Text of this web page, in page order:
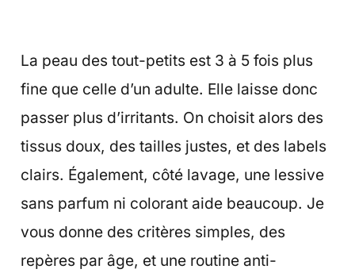
La peau des tout-petits est 3 à 5 fois plus
fine que celle d’un adulte. Elle laisse donc
passer plus d’irritants. On choisit alors des
tissus doux, des tailles justes, et des labels
clairs. Également, côté lavage, une lessive
sans parfum ni colorant aide beaucoup. Je
vous donne des critères simples, des
repères par âge, et une routine anti-